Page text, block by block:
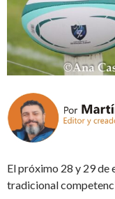
El próximo 28 y 29 de
tradicional